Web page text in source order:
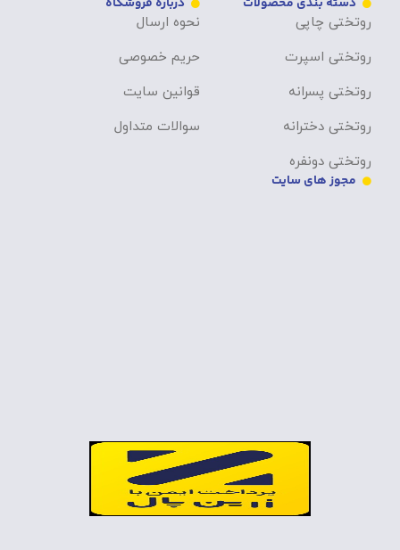
روتختی چاپی
روتختی اسپرت
روتختی پسرانه
روتختی دخترانه
روتختی دونفره
نحوه ارسال
حریم خصوصی
قوانین سایت
سوالات متداول
مجوز های سایت